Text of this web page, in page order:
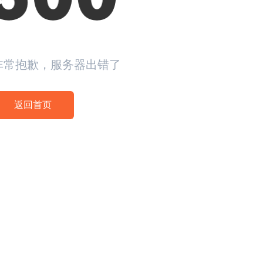
常抱歉，服务器出错了
返回首页